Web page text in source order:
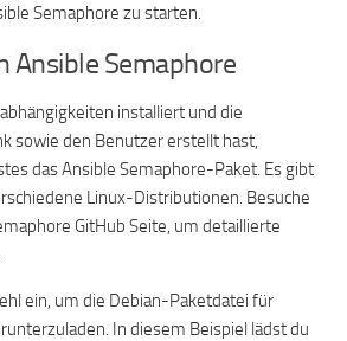
Semaphore zu starten.
Ansible Semaphore
installiert und die
sowie den Benutzer erstellt hast,
das Ansible Semaphore-Paket. Es gibt
Linux-Distributionen. Besuche
GitHub Seite, um detaillierte
ein, um die Debian-Paketdatei für
In diesem Beispiel lädst du